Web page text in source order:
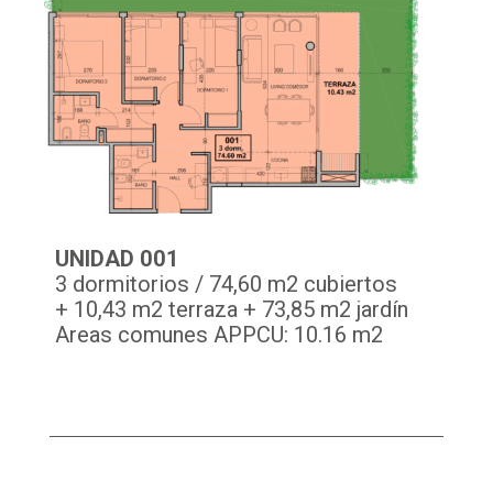
UNIDAD 001
3 dormitorios / 74,60 m2 cubiertos
+ 10,43 m2 terraza + 73,85 m2 jardín
Areas comunes APPCU: 10.16 m2